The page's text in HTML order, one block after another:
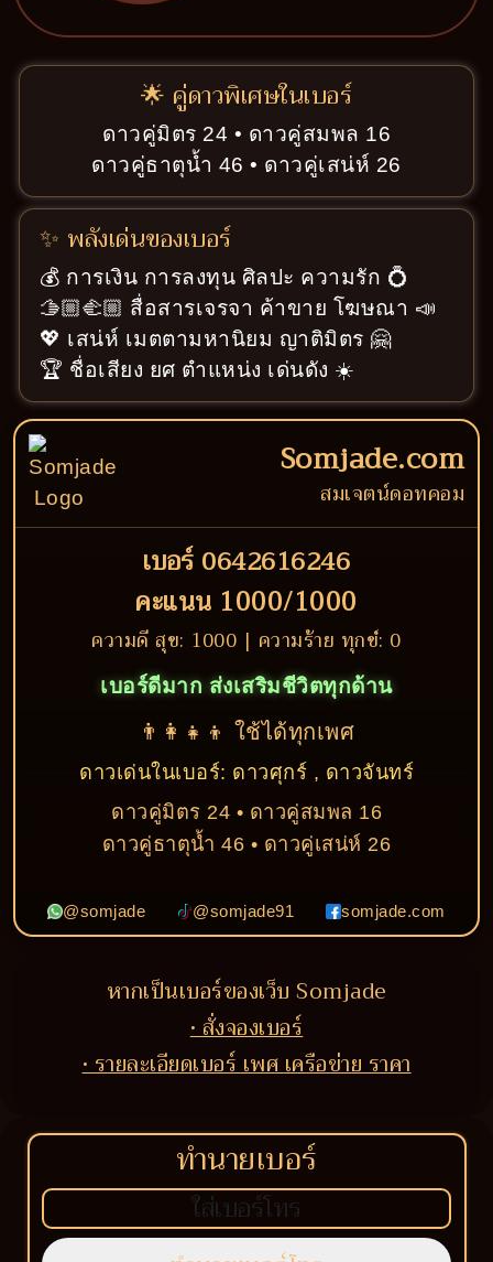
🌟 คู่ดาวพิเศษในเบอร์
ดาวคู่มิตร 24 • ดาวคู่สมพล 16
ดาวคู่ธาตุน้ำ 46 • ดาวคู่เสน่ห์ 26
✨ พลังเด่นของเบอร์
💰 การเงิน การลงทุน ศิลปะ ความรัก 💍
🫱🏼‍🫲🏼 สื่อสารเจรจา ค้าขาย โฆษณา 📣
💖 เสน่ห์ เมตตามหานิยม ญาติมิตร 🤗
🏆 ชื่อเสียง ยศ ตำแหน่ง เด่นดัง ☀️
Somjade.com
สมเจตน์ดอทคอม
เบอร์ 0642616246
คะแนน 1000/1000
ความดี สุข: 1000 | ความร้าย ทุกข์: 0
เบอร์ดีมาก ส่งเสริมชีวิตทุกด้าน
👨‍👩‍👧‍👦 ใช้ได้ทุกเพศ
ดาวเด่นในเบอร์: ดาวศุกร์ , ดาวจันทร์
ดาวคู่มิตร 24 • ดาวคู่สมพล 16
ดาวคู่ธาตุน้ำ 46 • ดาวคู่เสน่ห์ 26
@somjade @somjade91 somjade.com
หากเป็นเบอร์ของเว็บ Somjade
• สั่งจองเบอร์
• รายละเอียดเบอร์ เพศ เครือข่าย ราคา
ทำนายเบอร์